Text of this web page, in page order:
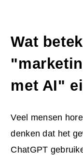
Wat
met AI"
Veel mensen
denken dat het
ChatGPT